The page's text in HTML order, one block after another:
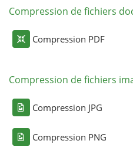
Compression de fichiers
Compression PDF
Compression de fichiers
Compression JPG
Compression PNG